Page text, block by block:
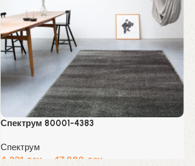
Спектрум 80001-4383
Спектрум
4,221 ден 47,880 ден